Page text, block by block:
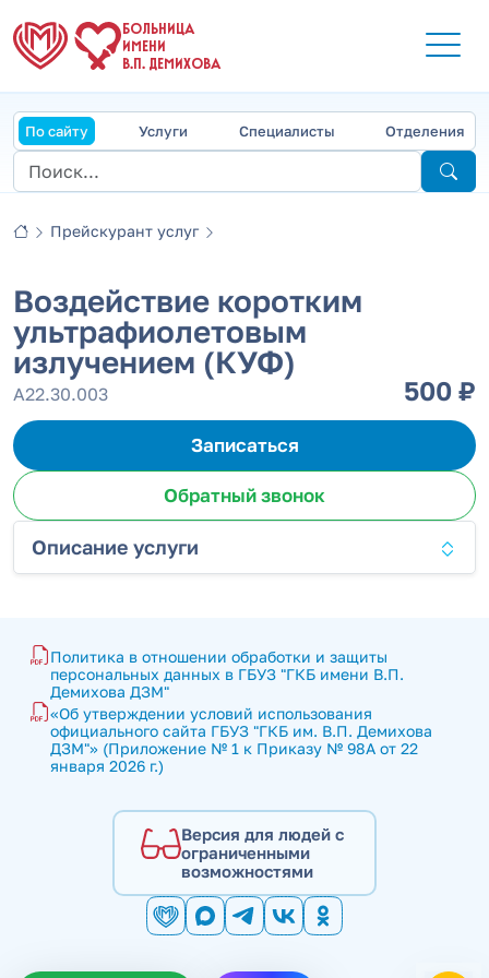
БОЛЬНИЦА
ИМЕНИ
В.П. ДЕМИХОВА
По сайту Услуги Специалисты Отделения
Прейскурант услуг
Воздействие коротким
ультрафиолетовым
излучением (КУФ)
А22.30.003 500 ₽
Записаться
Обратный звонок
Описание услуги
Политика в отношении обработки и защиты
персональных данных в ГБУЗ "ГКБ имени В.П.
Демихова ДЗМ"
«Об утверждении условий использования
официального сайта ГБУЗ "ГКБ им. В.П. Демихова
ДЗМ"» (Приложение № 1 к Приказу № 98А от 22
января 2026 г.)
Версия для людей с
ограниченными
возможностями